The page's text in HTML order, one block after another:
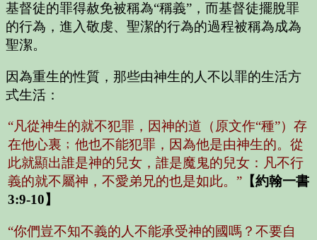
基督徒的罪得赦免被稱為“稱義”，而基督徒擺脫罪
的行為，進入敬虔、聖潔的行為的過程被稱為成為
聖潔。
因為重生的性質，那些由神生的人不以罪的生活方
式生活：
“凡從神生的就不犯罪，因神的道（原文作“種”）存
在他心裏﹔他也不能犯罪，因為他是由神生的。從
此就顯出誰是神的兒女，誰是魔鬼的兒女：凡不行
義的就不屬神，不愛弟兄的也是如此。” 【約翰一書
3:9-10】
“你們豈不知不義的人不能承受神的國嗎？不要自